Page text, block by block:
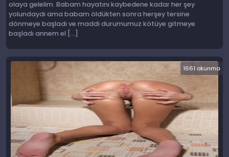
olaya gelelim. Babam hayatını kaybedene kadar her şey
yolundaydı ama babam öldükten sonra herşey tersine
dönmeye başladı ve maddi durumumuz kötüye gitmeye
başladı annem el […]
1661 okunma